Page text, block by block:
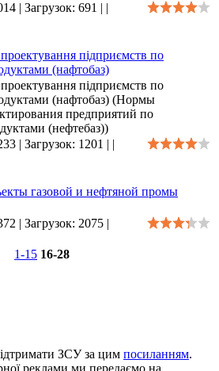
| Загрузок: 691 | |
підприємств по
(нафтобаз)
підприємств по
(нафтобаз) (Нормы
предприятий по
(нефтебаз))
| Загрузок: 1201 | |
газовой и нефтяной промы
| Загрузок: 2075 |
1-15 16-28
ЗСУ за цим посиланням.
реклами ми передаємо на